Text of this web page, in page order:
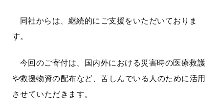
同社からは、継続的にご支援をいただいておりま
す。
今回のご寄付は、国内外における災害時の医療救護
や救援物資の配布など、苦しんでいる人のために活用
させていただきます。